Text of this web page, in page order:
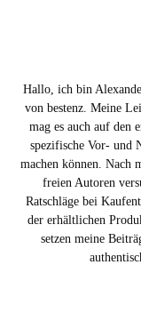
Hallo, ich bin
von bestenz. Meine
mag es auch auf den
spezifische Vor- und
machen können. Nach
freien Autoren
Ratschläge bei
der erhältlichen
setzen meine